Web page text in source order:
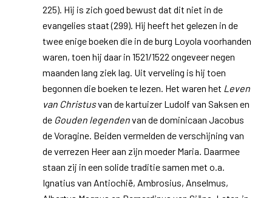
225). Hij is zich goed bewust dat dit niet in de
evangelies staat (299). Hij heeft het gelezen in de
twee enige boeken die in de burg Loyola voorhanden
waren, toen hij daar in 1521/1522 ongeveer negen
maanden lang ziek lag. Uit verveling is hij toen
begonnen die boeken te lezen. Het waren het Leven
van Christusvan de kartuizer Ludolf van Saksen en
de Gouden legendenvan de dominicaan Jacobus
de Voragine. Beiden vermelden de verschijning van
de verrezen Heer aan zijn moeder Maria. Daarmee
staan zij in een solide traditie samen met o.a.
Ignatius van Antiochië, Ambrosius, Anselmus,